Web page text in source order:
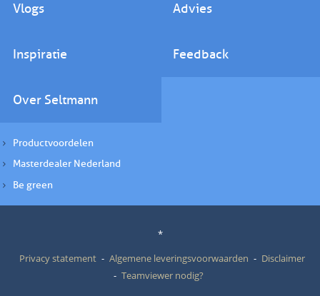
Vlogs Advies
Inspiratie Feedback
Over Seltmann
Productvoordelen
Masterdealer Nederland
Be green
*
Privacy statement
Algemene leveringsvoorwaarden
Disclaimer
Teamviewer nodig?